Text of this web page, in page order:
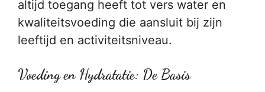
altijd toegang heeft tot vers water en
kwaliteitsvoeding die aansluit bij zijn
leeftijd en activiteitsniveau.
Voeding en Hydratatie: De Basis